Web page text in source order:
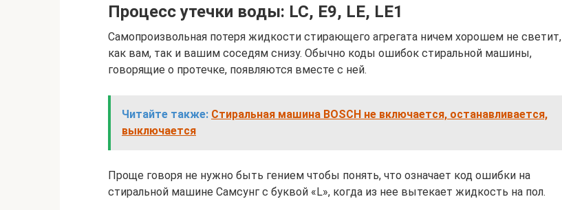
Процесс утечки воды: LC, Е9, LE, LE1
Самопроизвольная потеря жидкости стирающего агрегата ничем хорошем не светит,
как вам, так и вашим соседям снизу. Обычно коды ошибок стиральной машины,
говорящие о протечке, появляются вместе с ней.
Читайте также: Стиральная машина BOSCH не включается, останавливается,
выключается
Проще говоря не нужно быть гением чтобы понять, что означает код ошибки на
стиральной машине Самсунг с буквой «L», когда из нее вытекает жидкость на пол.